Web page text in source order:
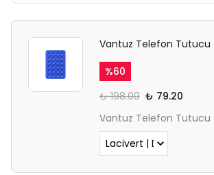
Vantuz Telefon Tutucu
%60
₺ 198.00 ₺ 79.20
Vantuz Telefon Tutucu